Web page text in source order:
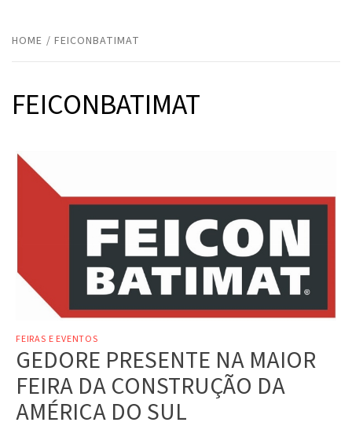
HOME FEICONBATIMAT
FEICONBATIMAT
FEIRAS E EVENTOS
GEDORE PRESENTE NA MAIOR
FEIRA DA CONSTRUÇÃO DA
AMÉRICA DO SUL